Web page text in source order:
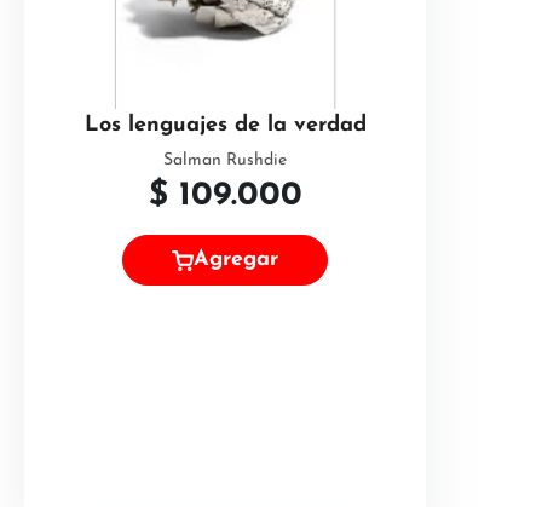
Los lenguajes de la verdad
Salman Rushdie
$ 109.000
Agregar